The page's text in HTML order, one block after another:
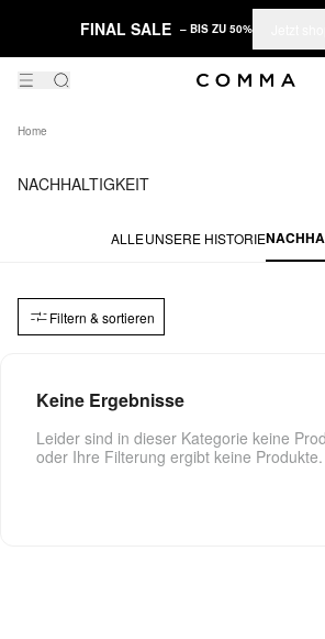
FINAL SALE – BIS ZU 50%
Home
NACHHALTIGKEIT
ALLEUNSERE HISTORIE
Filtern & sortieren
Keine Ergebnisse
Leider sind in dieser Kategorie keine
oder Ihre Filterung ergibt keine Produkte.